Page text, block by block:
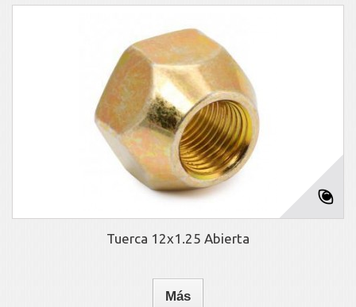
Tuerca 12x1.25 Abierta
Más